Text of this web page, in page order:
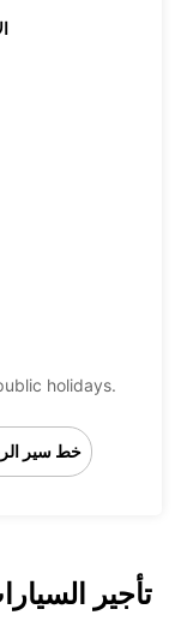
holidays.
خط سير
تأجير